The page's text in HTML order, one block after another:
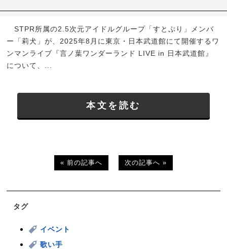
STPR所属の2.5次元アイドルグループ「すとぷり」メンバ
ー「莉犬」が、2025年8月に東京・日本武道館にて開催するワ
ンマンライブ『言ノ葉ワンダーランド LIVE in 日本武道館』
について、...
本文を読む
« 前の記事へ 次の記事へ »
タグ
イベント
歌い手